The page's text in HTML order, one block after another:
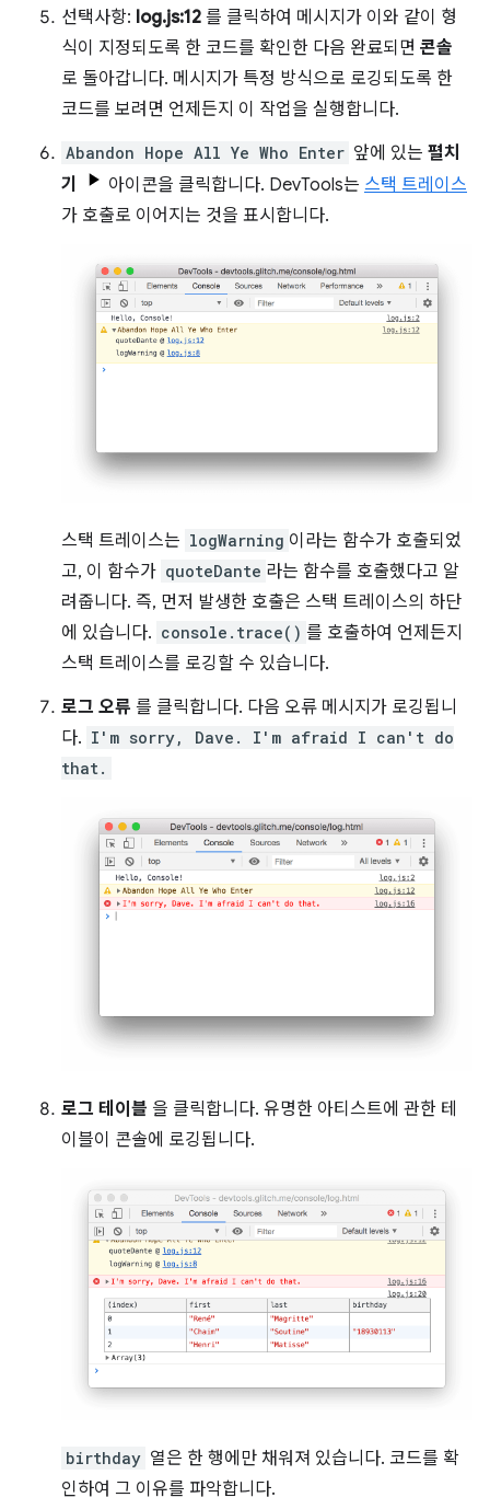
선택사항: log.js:12 를 클릭하여 메시지가 이와 같이 형
식이 지정되도록 한 코드를 확인한 다음 완료되면 콘솔
로 돌아갑니다. 메시지가 특정 방식으로 로깅되도록 한
코드를 보려면 언제든지 이 작업을 실행합니다.
Abandon Hope All Ye Who Enter 앞에 있는 펼치
기
아이콘을 클릭합니다. DevTools는 스택 트레이스
가 호출로 이어지는 것을 표시합니다.
스택 트레이스는 logWarning 이라는 함수가 호출되었
고, 이 함수가 quoteDante 라는 함수를 호출했다고 알
려줍니다. 즉, 먼저 발생한 호출은 스택 트레이스의 하단
에 있습니다. console.trace() 를 호출하여 언제든지
스택 트레이스를 로깅할 수 있습니다.
로그 오류 를 클릭합니다. 다음 오류 메시지가 로깅됩니
다. I'm sorry, Dave. I'm afraid I can't do
that.
로그 테이블 을 클릭합니다. 유명한 아티스트에 관한 테
이블이 콘솔에 로깅됩니다.
birthday 열은 한 행에만 채워져 있습니다. 코드를 확
인하여 그 이유를 파악합니다.